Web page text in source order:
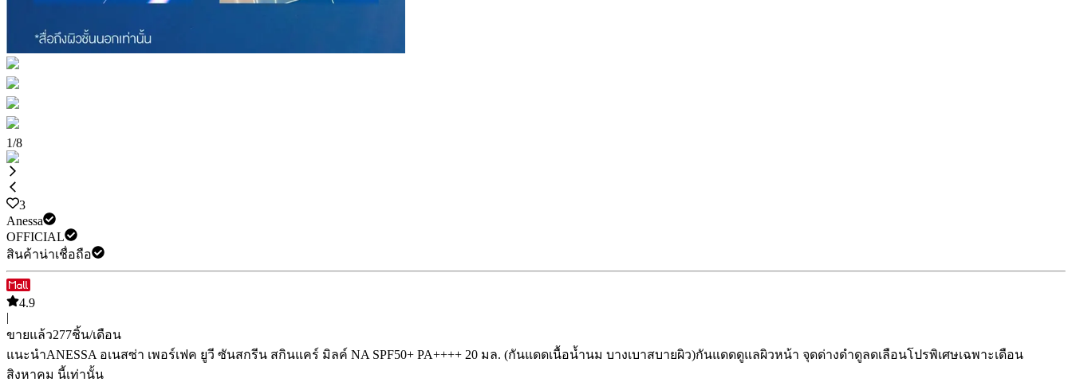
1/8
3
Anessa
OFFICIAL
สินค้าน่าเชื่อถือ
4.9
|
ขายแล้ว277ชิ้น/เดือน
แนะนำANESSA อเนสซ่า เพอร์เฟค ยูวี ซันสกรีน สกินแคร์ มิลค์ NA SPF50+ PA++++ 20 มล. (กันแดดเนื้อน้ำนม บางเบาสบายผิว)กันแดดดูแลผิวหน้า จุดด่างดำดูลดเลือนโปรพิเศษเฉพาะเดือน
สิงหาคม นี้เท่านั้น